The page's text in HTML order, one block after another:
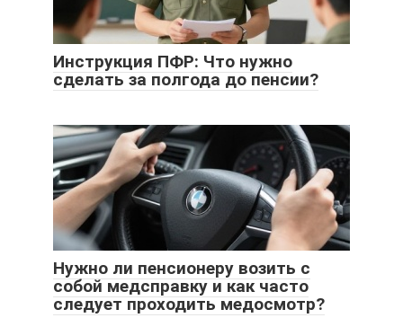
Инструкция ПФР: Что нужно
сделать за полгода до пенсии?
Нужно ли пенсионеру возить с
собой медсправку и как часто
следует проходить медосмотр?